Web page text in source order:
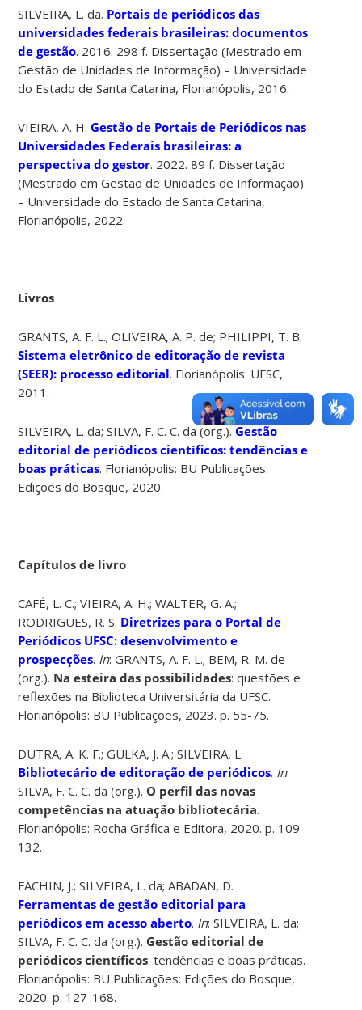
SILVEIRA, L. da. Portais de periódicos das
universidades federais brasileiras: documentos
de gestão. 2016. 298 f. Dissertação (Mestrado em
Gestão de Unidades de Informação) – Universidade
do Estado de Santa Catarina, Florianópolis, 2016.
VIEIRA, A. H.Gestão de Portais de Periódicos nas
Universidades Federais brasileiras: a
perspectiva do gestor. 2022. 89 f. Dissertação
(Mestrado em Gestão de Unidades de Informação)
– Universidade do Estado de Santa Catarina,
Florianópolis, 2022.
Livros
GRANTS, A. F. L.; OLIVEIRA, A. P. de; PHILIPPI, T. B.
Sistema eletrônico de editoração de revista
(SEER): processo editorial. Florianópolis: UFSC,
2011.
SILVEIRA, L. da; SILVA, F. C. C. da (org.).Gestão
editorial de periódicos científicos: tendências e
boas práticas. Florianópolis: BU Publicações:
Edições do Bosque, 2020.
Capítulos de livro
CAFÉ, L. C.; VIEIRA, A. H.; WALTER, G. A.;
RODRIGUES, R. S. Diretrizes para o Portal de
Periódicos UFSC: desenvolvimento e
prospecções. In: GRANTS, A. F. L.; BEM, R. M. de
(org.). Na esteira das possibilidades: questões e
reflexões na Biblioteca Universitária da UFSC.
Florianópolis: BU Publicações, 2023. p. 55-75.
DUTRA, A. K. F.; GULKA, J. A.; SILVEIRA, L.
Bibliotecário de editoração de periódicos. In:
SILVA, F. C. C. da (org.). O perfil das novas
competências na atuação bibliotecária.
Florianópolis: Rocha Gráfica e Editora, 2020. p. 109-
132.
FACHIN, J.; SILVEIRA, L. da; ABADAN, D.
Ferramentas de gestão editorial para
periódicos em acesso aberto. In: SILVEIRA, L. da;
SILVA, F. C. C. da (org.). Gestão editorial de
periódicos científicos: tendências e boas práticas.
Florianópolis: BU Publicações: Edições do Bosque,
2020. p. 127-168.